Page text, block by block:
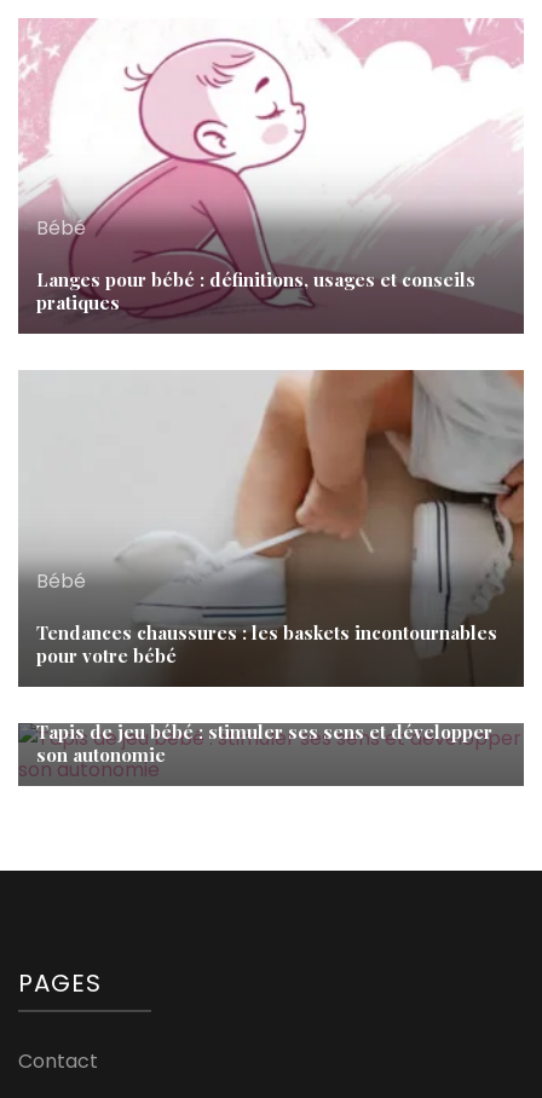
Bébé
Langes pour bébé : définitions, usages et conseils
pratiques
Bébé
Tendances chaussures : les baskets incontournables
pour votre bébé
Bébé
Tapis de jeu bébé : stimuler ses sens et développer
son autonomie
PAGES
Contact